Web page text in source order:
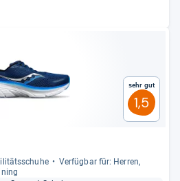
Sehr gut
1,5
Ver­füg­bar für: Her­ren,